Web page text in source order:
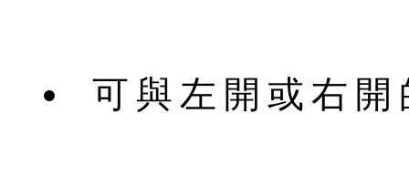
可與左開或右